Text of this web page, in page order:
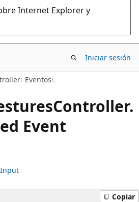
Internet Explorer y
Iniciar sesión
Eventos
Controller.
Event
Copiar